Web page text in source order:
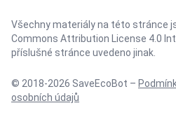
Všechny materiály na této stránce
Commons Attribution License 4.0
příslušné stránce uvedeno jinak.
© 2018-2026 SaveEcoBot –
osobních údajů